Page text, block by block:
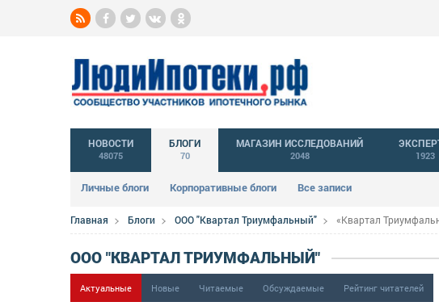
НОВОСТИ
48075
БЛОГИ
70
Личные блоги Корпоративные блоги Все записи
МАГАЗИН ИССЛЕДОВАНИЙ
2048 1923
Главная Блоги ООО "Квартал Триумфальный" «Квартал
ООО "КВАРТАЛ ТРИУМФАЛЬНЫЙ"
Актуальные Новые Читаемые Обсуждаемые Рейтинг читателей